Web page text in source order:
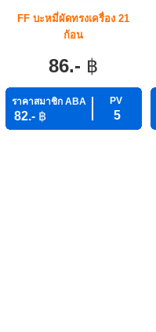
FF บะหมี่ผัดทรงเครื่อง 21
ก้อน
86.- ฿
ราคาสมาชิก ABA PV
82.- ฿ 5